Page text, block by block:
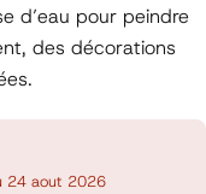
d’eau pour peindre
des décorations
24 aout 2026